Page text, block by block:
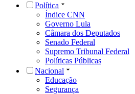
Política
Índice CNN
Governo Lula
Câmara dos Deputados
Senado Federal
Supremo Tribunal Federal
Políticas Públicas
Nacional
Educação
Segurança